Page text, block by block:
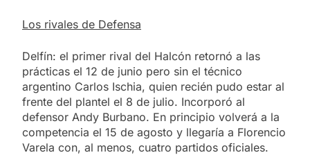
Los rivales de Defensa
Delfín: el primer rival del Halcón retornó a las
prácticas el 12 de junio pero sin el técnico
argentino Carlos Ischia, quien recién pudo estar al
frente del plantel el 8 de julio. Incorporó al
defensor Andy Burbano. En principio volverá a la
competencia el 15 de agosto y llegaría a Florencio
Varela con, al menos, cuatro partidos oficiales.